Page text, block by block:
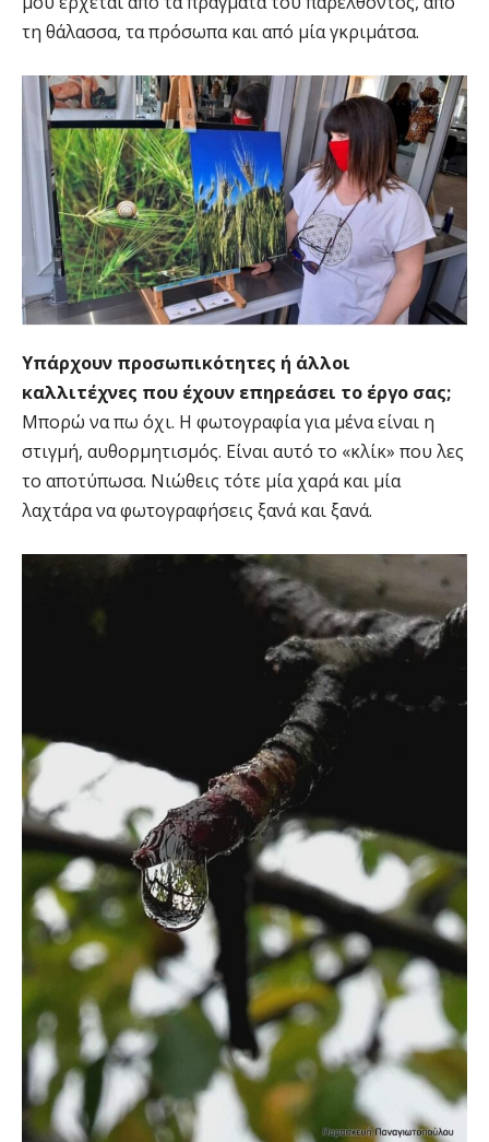
τη θάλασσα, τα πρόσωπα και από μία γκριμάτσα.
Υπάρχουν προσωπικότητες ή άλλοι
καλλιτέχνες που έχουν επηρεάσει το έργο σας;
Μπορώ να πω όχι. Η φωτογραφία για μένα είναι η
στιγμή, αυθορμητισμός. Είναι αυτό το «κλίκ» που λες
το αποτύπωσα. Νιώθεις τότε μία χαρά και μία
λαχτάρα να φωτογραφήσεις ξανά και ξανά.